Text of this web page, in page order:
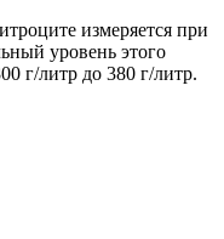
измеряется при
уровень этого
г/литр до 380 г/литр.